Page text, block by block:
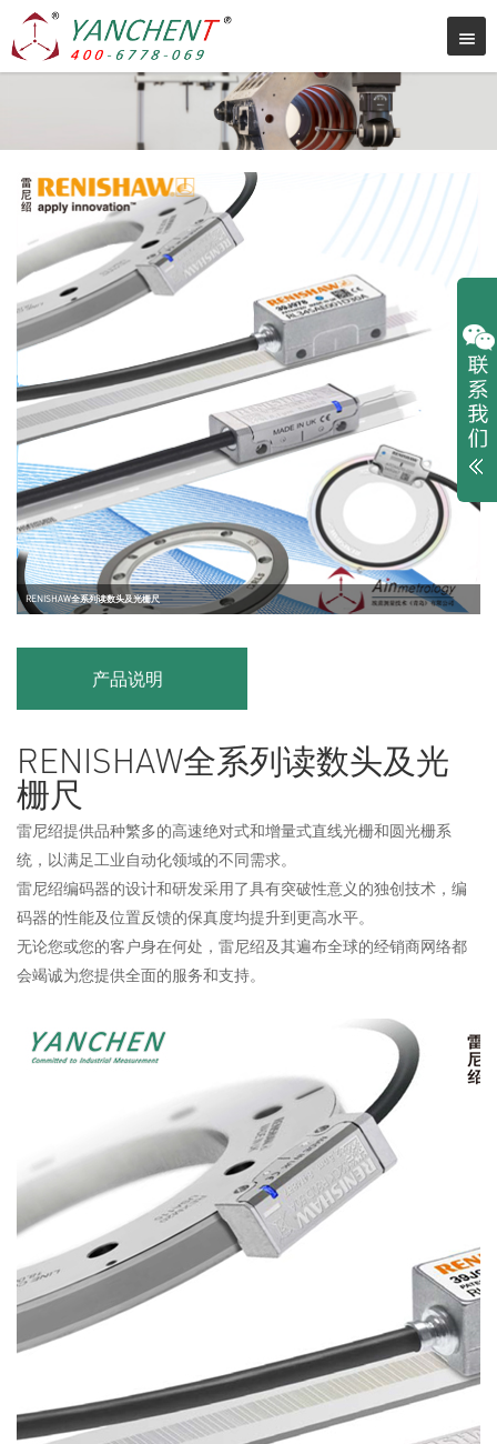
RENISHAW全系列读数头及光栅尺
产品说明
RENISHAW全系列读数头及光
栅尺
雷尼绍提供品种繁多的高速绝对式和增量式直线光栅和圆光栅系
统，以满足工业自动化领域的不同需求。
雷尼绍编码器的设计和研发采用了具有突破性意义的独创技术，编
码器的性能及位置反馈的保真度均提升到更高水平。
无论您或您的客户身在何处，雷尼绍及其遍布全球的经销商网络都
会竭诚为您提供全面的服务和支持。